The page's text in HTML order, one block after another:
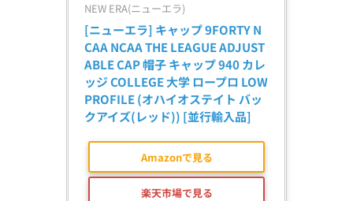
NEW ERA(ニューエラ)
[ニューエラ] キャップ 9FORTY N
CAA NCAA THE LEAGUE ADJUST
ABLE CAP 帽子 キャップ 940 カレ
ッジ COLLEGE 大学 ロープロ LOW
PROFILE (オハイオステイト バッ
クアイズ(レッド)) [並行輸入品]
Amazonで見る
楽天市場で見る